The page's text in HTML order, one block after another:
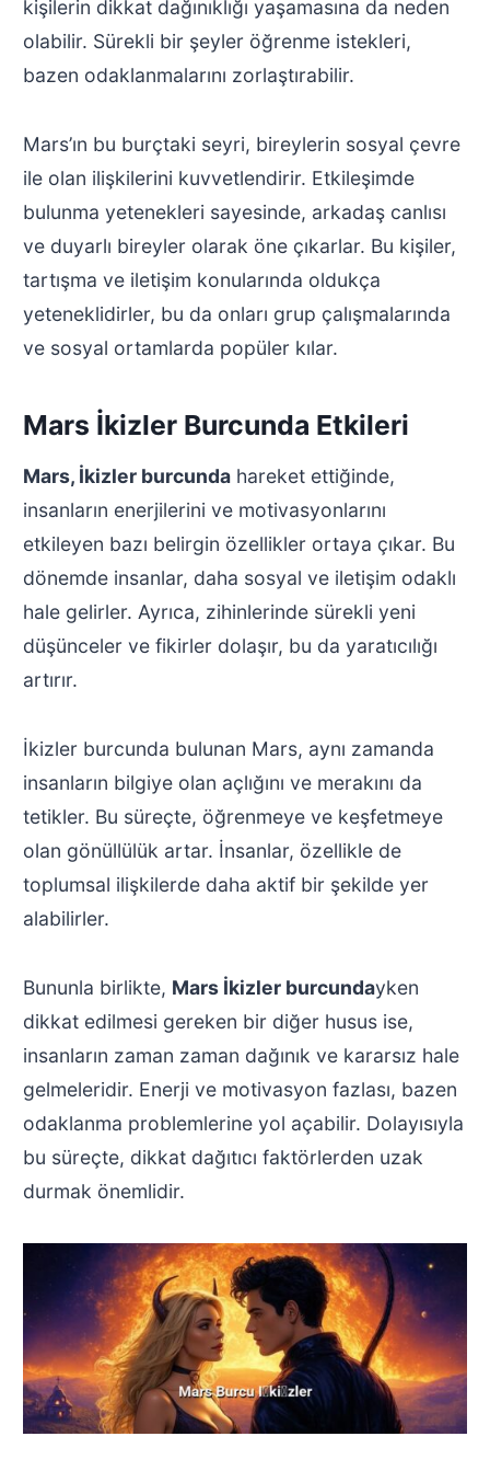
kişilerin dikkat dağınıklığı yaşamasına da neden
olabilir. Sürekli bir şeyler öğrenme istekleri,
bazen odaklanmalarını zorlaştırabilir.
Mars’ın bu burçtaki seyri, bireylerin sosyal çevre
ile olan ilişkilerini kuvvetlendirir. Etkileşimde
bulunma yetenekleri sayesinde, arkadaş canlısı
ve duyarlı bireyler olarak öne çıkarlar. Bu kişiler,
tartışma ve iletişim konularında oldukça
yeteneklidirler, bu da onları grup çalışmalarında
ve sosyal ortamlarda popüler kılar.
Mars İkizler Burcunda Etkileri
Mars, İkizler burcundahareket ettiğinde,
insanların enerjilerini ve motivasyonlarını
etkileyen bazı belirgin özellikler ortaya çıkar. Bu
dönemde insanlar, daha sosyal ve iletişim odaklı
hale gelirler. Ayrıca, zihinlerinde sürekli yeni
düşünceler ve fikirler dolaşır, bu da yaratıcılığı
artırır.
İkizler burcunda bulunan Mars, aynı zamanda
insanların bilgiye olan açlığını ve merakını da
tetikler. Bu süreçte, öğrenmeye ve keşfetmeye
olan gönüllülük artar. İnsanlar, özellikle de
toplumsal ilişkilerde daha aktif bir şekilde yer
alabilirler.
Bununla birlikte, Mars İkizler burcundayken
dikkat edilmesi gereken bir diğer husus ise,
insanların zaman zaman dağınık ve kararsız hale
gelmeleridir. Enerji ve motivasyon fazlası, bazen
odaklanma problemlerine yol açabilir. Dolayısıyla
bu süreçte, dikkat dağıtıcı faktörlerden uzak
durmak önemlidir.